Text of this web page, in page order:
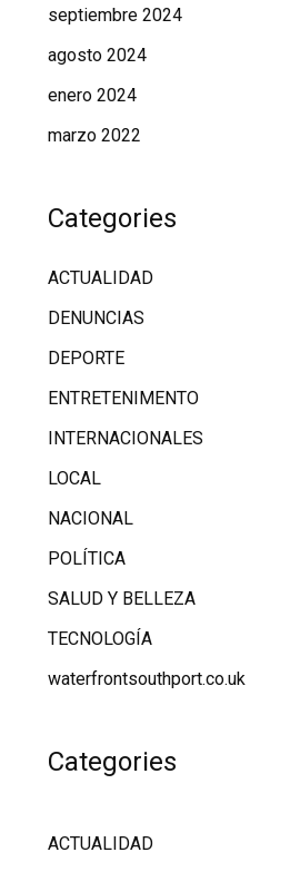
septiembre 2024
agosto 2024
enero 2024
marzo 2022
Categories
ACTUALIDAD
DENUNCIAS
DEPORTE
ENTRETENIMENTO
INTERNACIONALES
LOCAL
NACIONAL
POLÍTICA
SALUD Y BELLEZA
TECNOLOGÍA
waterfrontsouthport.co.uk
Categories
ACTUALIDAD